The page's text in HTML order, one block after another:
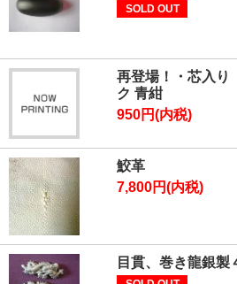
SOLD OUT
再登場！・芯入
ク 青紺
950円(内税)
鮫革
7,800円(内税)
目貫、巻き龍銀製